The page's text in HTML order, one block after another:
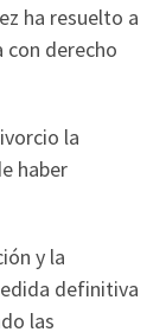
ha resuelto a
con derecho
la
haber
y la
definitiva
las